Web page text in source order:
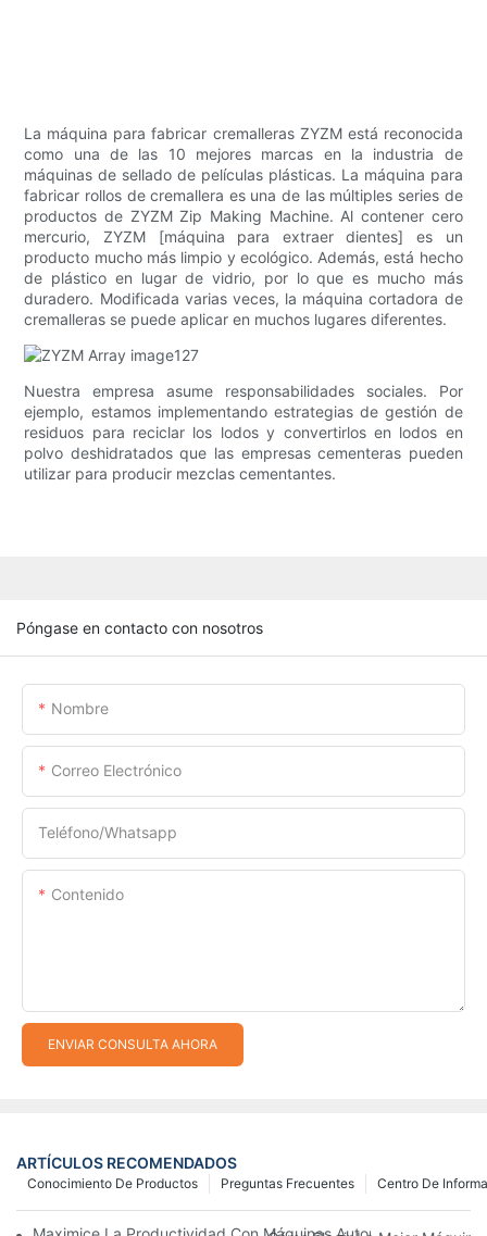
La máquina para fabricar cremalleras ZYZM está reconocida
como una de las 10 mejores marcas en la industria de
máquinas de sellado de películas plásticas. La máquina para
fabricar rollos de cremallera es una de las múltiples series de
productos de ZYZM Zip Making Machine. Al contener cero
mercurio, ZYZM [máquina para extraer dientes] es un
producto mucho más limpio y ecológico. Además, está hecho
de plástico en lugar de vidrio, por lo que es mucho más
duradero. Modificada varias veces, la máquina cortadora de
cremalleras se puede aplicar en muchos lugares diferentes.
Nuestra empresa asume responsabilidades sociales. Por
ejemplo, estamos implementando estrategias de gestión de
residuos para reciclar los lodos y convertirlos en lodos en
polvo deshidratados que las empresas cementeras pueden
utilizar para producir mezclas cementantes.
Póngase en contacto con nosotros
Nombre
Correo Electrónico
Teléfono/whatsapp
Contenido
ENVIAR CONSULTA AHORA
ARTÍCULOS RECOMENDADOS
Centro De
Preguntas Frecuentes
Conocimiento De Productos